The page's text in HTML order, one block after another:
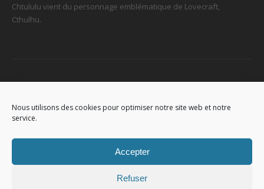
Nous utilisons des cookies pour optimiser notre site web et notre
service.
Accepter
Refuser
Chtululu vient du personnage emblématique de Lovecraft,
Cthulhu.